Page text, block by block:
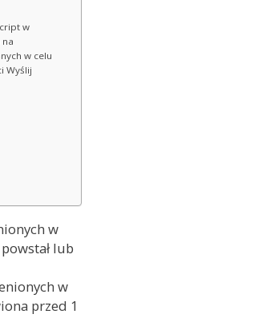
w
w celu
Wyślij
w
lub
w
przed 1